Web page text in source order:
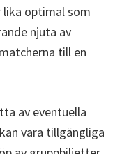
lika optimal som
njuta av
till en
av eventuella
vara tillgängliga